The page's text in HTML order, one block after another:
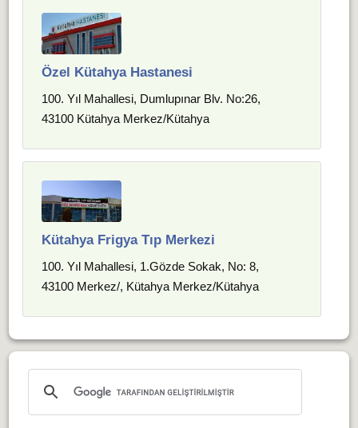
Özel Kütahya Hastanesi
100. Yıl Mahallesi, Dumlupınar Blv. No:26,
43100 Kütahya Merkez/Kütahya
Kütahya Frigya Tıp Merkezi
100. Yıl Mahallesi, 1.Gözde Sokak, No: 8,
43100 Merkez/, Kütahya Merkez/Kütahya